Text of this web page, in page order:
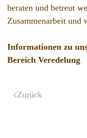
beraten und betreut
Zusammenarbeit und
Informationen zu
Bereich Veredelung
Zurück